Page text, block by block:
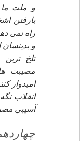
و ملت ما
بارفتن
راه نمى
و بدينسان
تلخ
مصيبت
اميدوار
انقلاب
آسيبى